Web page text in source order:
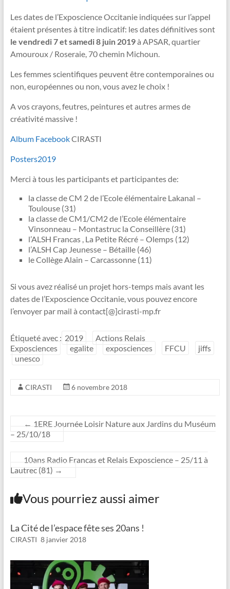
Les dates de l’Exposcience Occitanie indiquées sur l’appel
étaient présentes à titre indicatif: les dates définitives sont
le vendredi 7 et samedi 8 juin 2019à APSAR, quartier
Amouroux / Roseraie, 70 chemin Michoun.
Les femmes scientifiques peuvent être contemporaines ou
non, européennes ou non, vous avez le choix !
A vos crayons, feutres, peintures et autres armes de
créativité massive !
Album FacebookCIRASTI
Posters2019
Merci à tous les participants et participantes de:
la classe de CM 2 de l’Ecole élémentaire Lakanal –
Toulouse (31)
la classe de CM1/CM2 de l’Ecole élémentaire
Vinsonneau – Montastruc la Conseillère (31)
l’ALSH Francas , La Petite Récré – Olemps (12)
l’ALSH Cap Jeunesse – Bétaille (46)
le Collège Alain – Carcassonne (11)
Si vous avez réalisé un projet hors-temps mais avant les
dates de l’Exposcience Occitanie, vous pouvez encore
l’envoyer par mail à contact[@]cirasti-mp.fr
Étiqueté avec : 2019
Actions Relais
Exposciences
egalite exposciences FFCU
jiffs
unesco
CIRASTI 6 novembre 2018
← 1ERE Journée Loisir Nature aux Jardins du Muséum
– 25/10/18
10ans Radio Francas et Relais Exposcience – 25/11 à
Lautrec (81) →
Vous pourriez aussi aimer
La Cité de l’espace fête ses 20ans !
CIRASTI 8 janvier 2018